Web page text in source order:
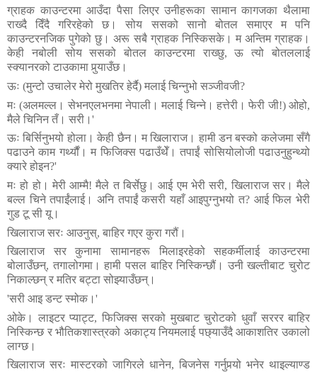
ग्राहक काउन्टरमा आउँदा पैसा लिएर उनीहरूका सामान कागजका थैलामा
राख्दै
दिँदै गरिरहेको छ। सोय ससको सानो बोतल समाएर म
पनि
काउन्टरनजिक पुगेको छु। अरू सबै ग्राहक निस्किसके। म अन्तिम ग्राहक।
केही
नबोली सोय ससको बोतल काउन्टरमा राख्छु,ऊ त्यो
बोतललाई
स्क्यानरको टाउकामा पुर्‍याउँछ।
ऊः (मुन्टो उचालेर मेरो मुखतिर हेर्दै) मलाई चिन्नुभो सञ्जीवजी?
मः (अलमल्ल। सेभनएलभनमा नेपाली। मलाई चिन्ने। हत्तेरी। फेरी जी!)ओहो,
मैले चिनिन तँ। सरी। '
ऊः बिर्सिनुभयो होला। केही छैन। म खिलाराज। हामी डन बस्को कलेजमा सँगै
पढाउने काम गर्थ्यौं। म फिजिक्स पढाउँथेँ। तपाईं सोसियोलोजी पढाउनुहुन्थ्यो
क्यारे होइन?'
मः हो हो। मेरी आम्मै!मैले त बिर्सेछु। आई एम भेरी सरी, खिलाराज सर। मैले
बल्ल चिने तपाईंलाई। अनि तपाईं कसरी यहाँ आइपुग्नुभयो त? आई फिल भेरी
गुड टू सी यू।
खिलाराज सरः आउनुस्, बाहिर गएर कुरा गरौं।
खिलाराज
सर कुनामा सामानहरू मिलाइरहेको सहकर्मीलाई
काउन्टरमा
बोलाउँछन्, तगालोगमा। हामी पसल बाहिर निस्किन्छौं। उनी खल्तीबाट चुरोट
निकाल्छन् र मतिर बट्टा सोझ्याउँछन्।
'सरी आइ डन्ट स्मोक। '
ओके।
लाइटर प्याट्ट, फिजिक्स सरको मुखबाट चुरोटको धुवाँ सररर बाहिर
निस्किन्छ र भौतिकशास्त्रको अकाट्य नियमलाई पछ्याउँदै आकाशतिर उकालो
लाग्छ।
खिलाराज सरः मास्टरको जागिरले धानेन, बिजनेस गर्नुपर्‍यो भनेर थाइल्याण्ड